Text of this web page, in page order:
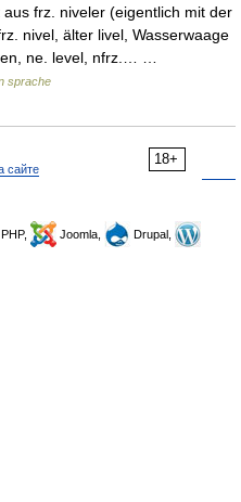
frz. niveler (eigentlich mit der
nivel, älter livel, Wasserwaage
ne. level, nfrz.… …
sprache
18+
сайте
Joomla,
Drupal,